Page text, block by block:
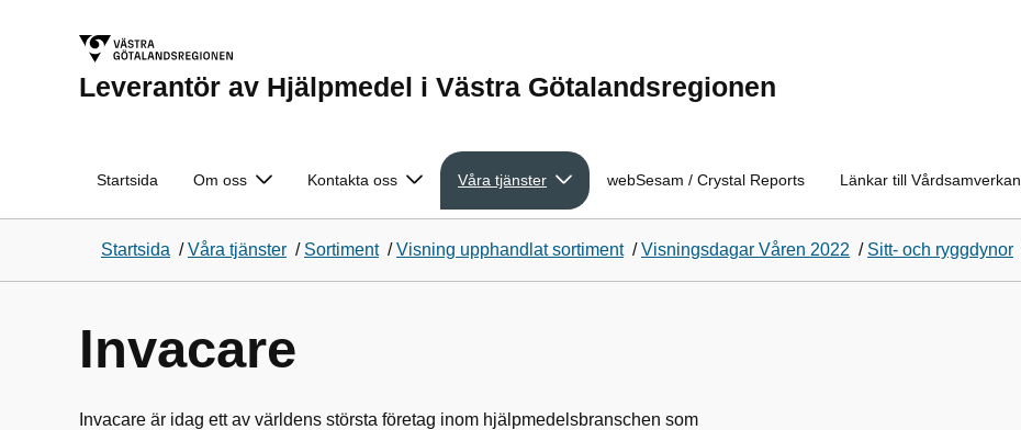
Leverantör av Hjälpmedel i Västra Götalandsregionen
Startsida Om oss Kontakta oss Våra tjänster webSesam / Crystal Reports Länkar till Vårdsamverkan
Startsida /Våra tjänster / Sortiment /Visning upphandlat sortiment /Visningsdagar Våren 2022 / Sitt- och ryggdynor
Invacare
Invacare är idag ett av världens största företag inom hjälpmedelsbranschen som